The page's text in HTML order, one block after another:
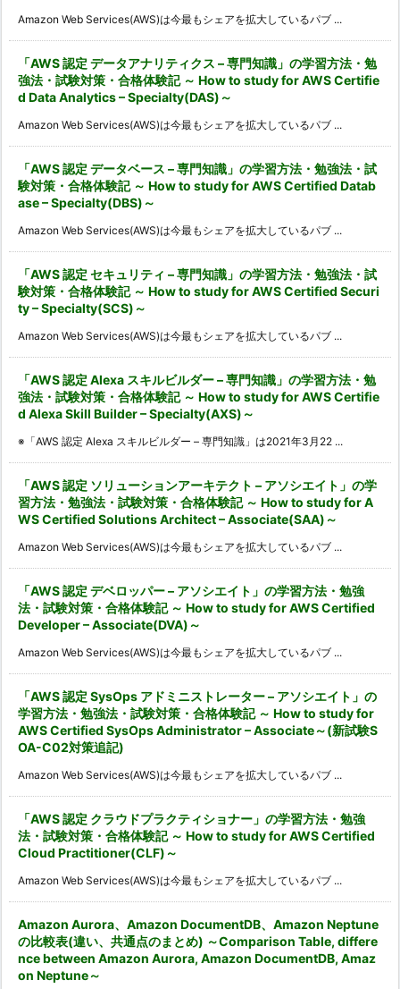
Amazon Web Services(AWS)は今最もシェアを拡大しているパブ ...
「AWS 認定 データアナリティクス – 専門知識」の学習方法・勉
強法・試験対策・合格体験記 ～ How to study for AWS Certifie
d Data Analytics – Specialty(DAS)～
Amazon Web Services(AWS)は今最もシェアを拡大しているパブ ...
「AWS 認定 データベース – 専門知識」の学習方法・勉強法・試
験対策・合格体験記 ～ How to study for AWS Certified Datab
ase – Specialty(DBS)～
Amazon Web Services(AWS)は今最もシェアを拡大しているパブ ...
「AWS 認定 セキュリティ – 専門知識」の学習方法・勉強法・試
験対策・合格体験記 ～ How to study for AWS Certified Securi
ty – Specialty(SCS)～
Amazon Web Services(AWS)は今最もシェアを拡大しているパブ ...
「AWS 認定 Alexa スキルビルダー – 専門知識」の学習方法・勉
強法・試験対策・合格体験記 ～ How to study for AWS Certifie
d Alexa Skill Builder – Specialty(AXS)～
※「AWS 認定 Alexa スキルビルダー – 専門知識」は2021年3月22 ...
「AWS 認定 ソリューションアーキテクト – アソシエイト」の学
習方法・勉強法・試験対策・合格体験記 ～ How to study for A
WS Certified Solutions Architect – Associate(SAA)～
Amazon Web Services(AWS)は今最もシェアを拡大しているパブ ...
「AWS 認定 デベロッパー – アソシエイト」の学習方法・勉強
法・試験対策・合格体験記 ～ How to study for AWS Certified
Developer – Associate(DVA)～
Amazon Web Services(AWS)は今最もシェアを拡大しているパブ ...
「AWS 認定 SysOps アドミニストレーター – アソシエイト」の
学習方法・勉強法・試験対策・合格体験記 ～ How to study for
AWS Certified SysOps Administrator – Associate～(新試験S
OA-C02対策追記)
Amazon Web Services(AWS)は今最もシェアを拡大しているパブ ...
「AWS 認定 クラウドプラクティショナー」の学習方法・勉強
法・試験対策・合格体験記 ～ How to study for AWS Certified
Cloud Practitioner(CLF)～
Amazon Web Services(AWS)は今最もシェアを拡大しているパブ ...
Amazon Aurora、Amazon DocumentDB、Amazon Neptune
の比較表(違い、共通点のまとめ) ～Comparison Table, differe
nce between Amazon Aurora, Amazon DocumentDB, Amaz
on Neptune～